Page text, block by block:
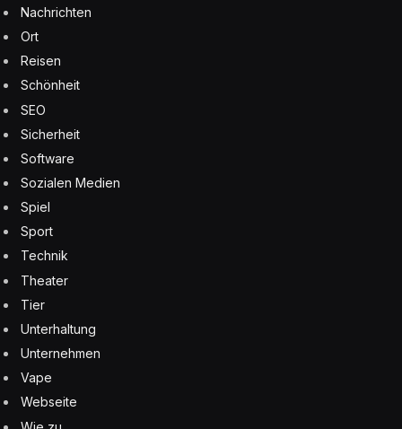
Nachrichten
Ort
Reisen
Schönheit
SEO
Sicherheit
Software
Sozialen Medien
Spiel
Sport
Technik
Theater
Tier
Unterhaltung
Unternehmen
Vape
Webseite